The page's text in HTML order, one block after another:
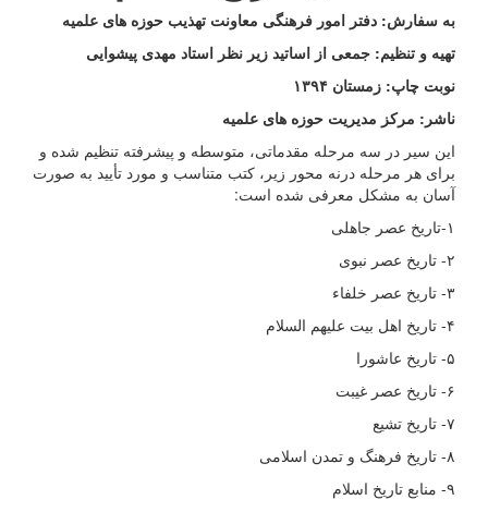
به سفارش: دفتر امور فرهنگی معاونت تهذیب حوزه های علمیه
تهیه و تنظیم: جمعی از اساتید زیر نظر استاد مهدی پیشوایی
نوبت چاپ: زمستان ۱۳۹۴
ناشر: مرکز مدیریت حوزه های علمیه
این سیر در سه مرحله مقدماتی، متوسطه و پیشرفته تنظیم شده و
برای هر مرحله درنه محور زیر، کتب متناسب و مورد تأیید به صورت
آسان به مشکل معرفی شده است:
۱-تاریخ عصر جاهلی
٢- تاریخ عصر نبوی
٣- تاریخ عصر خلفاء
۴- تاریخ اهل بیت علیهم السلام
۵- تاریخ عاشورا
۶- تاریخ عصر غیبت
۷- تاریخ تشیع
۸- تاریخ فرهنگ و تمدن اسلامی
۹- منابع تاریخ اسلام